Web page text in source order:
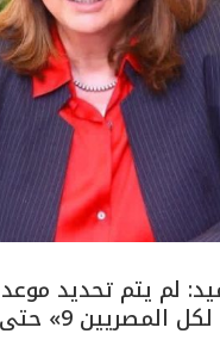
لم يتم تحديد
9» حتى الآن